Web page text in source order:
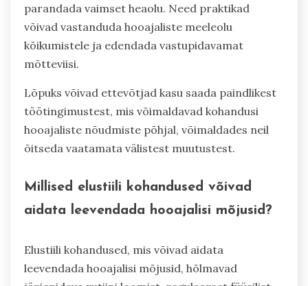
parandada vaimset heaolu. Need praktikad
võivad vastanduda hooajaliste meeleolu
kõikumistele ja edendada vastupidavamat
mõtteviisi.
Lõpuks võivad ettevõtjad kasu saada paindlikest
töötingimustest, mis võimaldavad kohandusi
hooajaliste nõudmiste põhjal, võimaldades neil
õitseda vaatamata välistest muutustest.
Millised elustiili kohandused võivad
aidata leevendada hooajalisi mõjusid?
Elustiili kohandused, mis võivad aidata
leevendada hooajalisi mõjusid, hõlmavad